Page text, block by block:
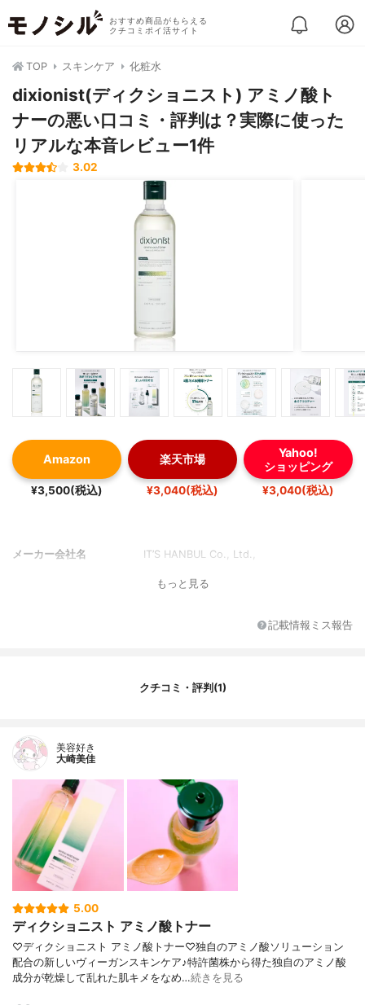
おすすめ商品がもらえる
クチコミポイ活サイト
TOP スキンケア 化粧水
dixionist(ディクショニスト) アミノ酸ト
ナーの悪い口コミ・評判は？実際に使った
リアルな本音レビュー1件
3.02
Amazon
¥3,500(税込)
楽天市場
¥3,040(税込)
Yahoo!
ショッピング
¥3,040(税込)
メーカー会社名 IT’S HANBUL Co., Ltd.,
もっと見る
記載情報ミス報告
クチコミ・評判(1)
美容好き
大崎美佳
5.00
ディクショニスト アミノ酸トナー
♡ディクショニスト アミノ酸トナー♡独自のアミノ酸ソリューション
配合の新しいヴィーガンスキンケア♪特許菌株から得た独自のアミノ酸
成分が乾燥して乱れた肌キメをなめ…続きを見る